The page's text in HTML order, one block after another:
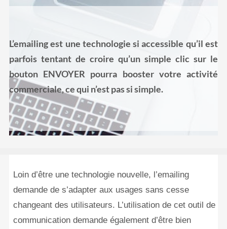
L’emailing est une technologie si accessible qu’il est
parfois tentant de croire qu’un simple clic sur le
bouton ENVOYER pourra booster votre activité
commerciale, ce qui n’est pas si simple.
Loin d’être une technologie nouvelle, l’emailing
demande de s’adapter aux usages sans cesse
changeant des utilisateurs. L’utilisation de cet outil de
communication demande également d’être bien